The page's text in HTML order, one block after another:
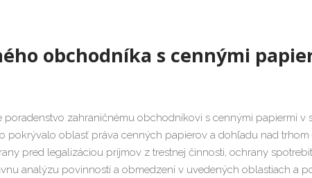
obchodníka s cennými
poradenstvo zahraničnému obchodníkovi s cennými papiermi v
pokrývalo oblasť práva cenných papierov a dohľadu nad
pred legalizáciou príjmov z trestnej činnosti, ochrany
analýzu povinností a obmedzení v uvedených oblastiach a